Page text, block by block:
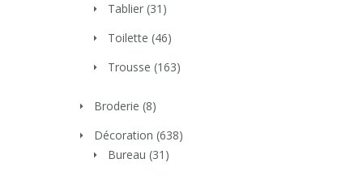
Tablier (31)
Toilette (46)
Trousse (163)
Broderie (8)
Décoration (638)
Bureau (31)